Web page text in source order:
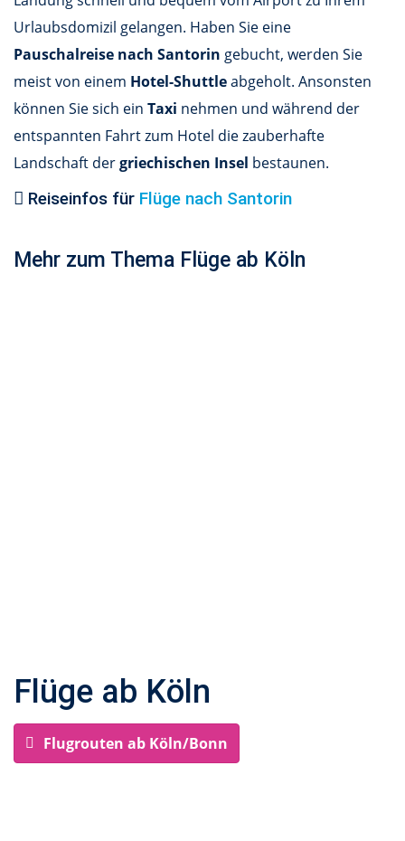
Urlaubsdomizil gelangen. Haben Sie eine
Pauschalreise nach Santorin gebucht, werden Sie
meist von einem Hotel-Shuttleabgeholt. Ansonsten
können Sie sich ein Taxi nehmen und während der
entspannten Fahrt zum Hotel die zauberhafte
Landschaft dergriechischen Insel bestaunen.
Reiseinfos für Flüge nach Santorin
Mehr zum Thema Flüge ab Köln
Flüge ab Köln
Flugrouten ab Köln/Bonn